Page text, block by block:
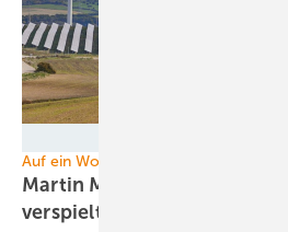
Auf ein Wort
Martin Maslaton: Wie Berlin
verspielt